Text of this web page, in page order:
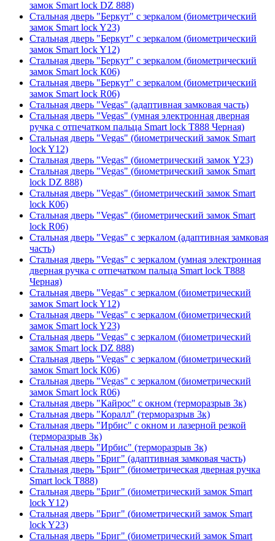
замок Smart lock DZ 888)
Стальная дверь "Беркут" с зеркалом (биометрический
замок Smart lock Y23)
Стальная дверь "Беркут" с зеркалом (биометрический
замок Smart lock Y12)
Стальная дверь "Беркут" с зеркалом (биометрический
замок Smart lock К06)
Стальная дверь "Беркут" с зеркалом (биометрический
замок Smart lock R06)
Стальная дверь "Vegas" (адаптивная замковая часть)
Стальная дверь "Vegas" (умная электронная дверная
ручка с отпечатком пальца Smart lock T888 Черная)
Стальная дверь "Vegas" (биометрический замок Smart
lock Y12)
Стальная дверь "Vegas" (биометрический замок Y23)
Стальная дверь "Vegas" (биометрический замок Smart
lock DZ 888)
Стальная дверь "Vegas" (биометрический замок Smart
lock К06)
Стальная дверь "Vegas" (биометрический замок Smart
lock R06)
Стальная дверь "Vegas" с зеркалом (адаптивная замковая
часть)
Стальная дверь "Vegas" с зеркалом (умная электронная
дверная ручка с отпечатком пальца Smart lock T888
Черная)
Стальная дверь "Vegas" с зеркалом (биометрический
замок Smart lock Y12)
Стальная дверь "Vegas" с зеркалом (биометрический
замок Smart lock Y23)
Стальная дверь "Vegas" с зеркалом (биометрический
замок Smart lock DZ 888)
Стальная дверь "Vegas" с зеркалом (биометрический
замок Smart lock К06)
Стальная дверь "Vegas" с зеркалом (биометрический
замок Smart lock R06)
Стальная дверь "Кайрос" с окном (терморазрыв 3к)
Стальная дверь "Коралл" (терморазрыв 3к)
Стальная дверь "Ирбис" с окном и лазерной резкой
(терморазрыв 3к)
Стальная дверь "Ирбис" (терморазрыв 3к)
Стальная дверь "Бриг" (адаптивная замковая часть)
Стальная дверь "Бриг" (биометрическая дверная ручка
Smart lock T888)
Стальная дверь "Бриг" (биометрический замок Smart
lock Y12)
Стальная дверь "Бриг" (биометрический замок Smart
lock Y23)
Стальная дверь "Бриг" (биометрический замок Smart